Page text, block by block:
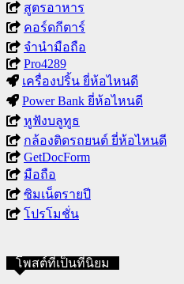
สูตรอาหาร
คอร์ดกีตาร์
จำนำมือถือ
Pro4289
เครื่องปริ้น ยี่ห้อไหนดี
Power Bank ยี่ห้อไหนดี
หูฟังบลูทูธ
กล้องติดรถยนต์ ยี่ห้อไหนดี
GetDocForm
มือถือ
ซิมเน็ตรายปี
โปรโมชั่น
โพสต์ที่เป็นที่นิยม